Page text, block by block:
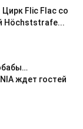
Flic Flac со
Höchststrafe...
ждет гостей